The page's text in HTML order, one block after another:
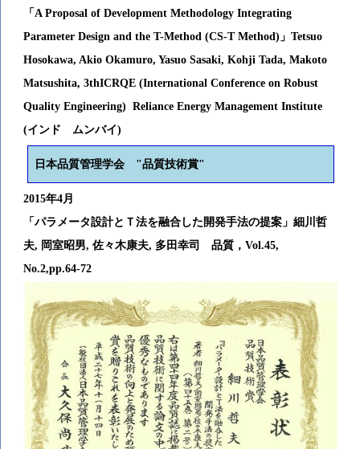
「A Proposal of Development Methodology Integrating
Parameter Design and the T-Method (CS-T Method)」Tetsuo
Hosokawa, Akio Okamuro, Yasuo Sasaki, Kohji Tada, Makoto
Matsushita, 3thICRQE (International Conference on Robust
Quality Engineering) Reliance Energy Management Institute
(インド ムンバイ)
日本品質管理学会 "品質技術賞"
2015年4月
「パラメータ設計とＴ法を融合した開発手法の提案」細川哲
夫, 岡室昭男, 佐々木康夫, 多田幸司 品質，Vol.45,
No.2,pp.64-72